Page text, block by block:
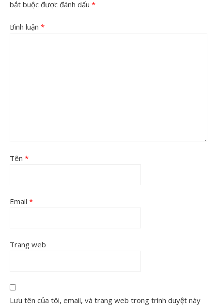
bắt buộc được đánh dấu *
Bình luận *
Tên *
Email *
Trang web
Lưu tên của tôi, email, và trang web trong trình duyệt này